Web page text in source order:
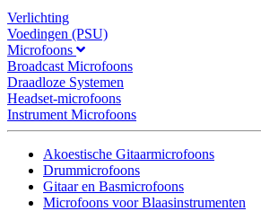
Verlichting
Voedingen (PSU)
Microfoons
Broadcast Microfoons
Draadloze Systemen
Headset-microfoons
Instrument Microfoons
Akoestische Gitaarmicrofoons
Drummicrofoons
Gitaar en Basmicrofoons
Microfoons voor Blaasinstrumenten